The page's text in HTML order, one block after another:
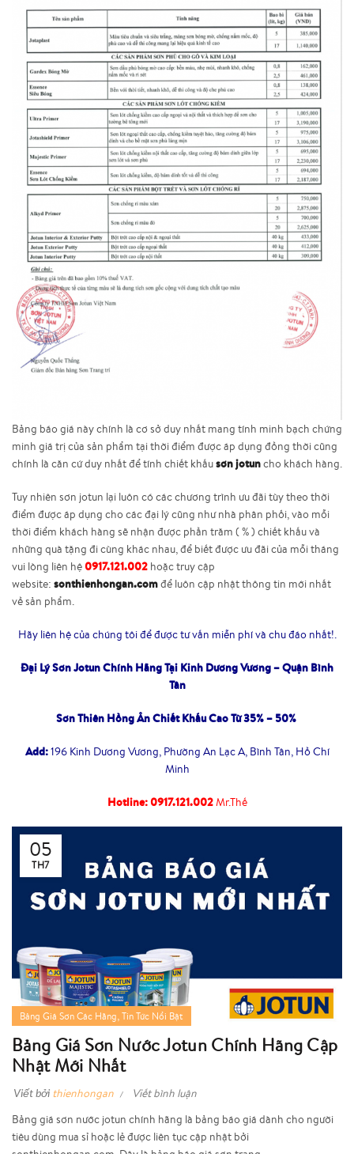
Bảng báo giá này chính là cơ sở duy nhất mang tính minh bạch chứng
minh giá trị của sản phẩm tại thời điểm được áp dụng đồng thời cũng
chính là căn cứ duy nhất để tính chiết khấusơn jotuncho khách hàng.
Tuy nhiên sơn jotun lại luôn có các chương trình ưu đãi tùy theo thời
điểm được áp dụng cho các đại lý cũng như nhà phân phối, vào mỗi
thời điểm khách hàng sẽ nhận được phần trăm ( % ) chiết khấu và
những quà tặng đi cùng khác nhau, để biết được ưu đãi của mỗi tháng
vui lòng liên hệ0917.121.002 hoặc truy cập
website: sonthienhongan.comđể luôn cập nhật thông tin mới nhất
về sản phẩm.
Hãy liên hệ của chúng tôi để được tư vấn miễn phí và chu đáo nhất!.
Đại Lý Sơn Jotun Chính Hãng Tại Kinh Dương Vương – Quận Bình
Tân
Sơn Thiên Hồng Ân Chiết Khấu Cao Từ 35% – 50%
Add:196 Kinh Dương Vương, Phường An Lạc A, Bình Tân, Hồ Chí
Minh
Hotline:0917.121.002Mr.Thế
05
TH7
Bảng Giá Sơn Các Hãng, Tin Tức Nổi Bật
Bảng Giá Sơn Nước Jotun Chính Hãng Cập
Nhật Mới Nhất
Viết bởi thienhongan
Viết bình luận
Bảng giá sơn nước jotun chính hãng là bảng báo giá dành cho người
tiêu dùng mua sỉ hoặc lẻ được liên tục cập nhật bởi